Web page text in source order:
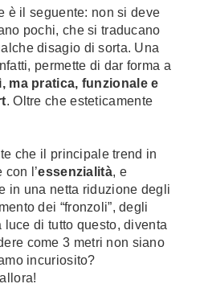
è il seguente: non si deve
pochi, che si traducano
disagio di sorta. Una
permette di dar forma a
ma pratica, funzionale e
. Oltre che esteticamente
che il principale trend in
con l’essenzialità, e
in una netta riduzione degli
dei “fronzoli”, degli
di tutto questo, diventa
come 3 metri non siano
incuriosito?